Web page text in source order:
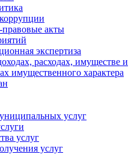
акты
экспертиза
расходах, имуществе и
имущественного характера
услуг
услуг
услуг